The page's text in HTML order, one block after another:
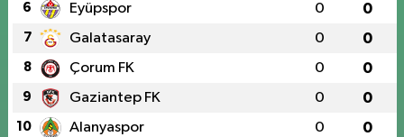
6 Eyüpspor 0 0
7 Galatasaray 0 0
8 Çorum FK 0 0
9 Gaziantep FK 0 0
10 Alanyaspor 0 0